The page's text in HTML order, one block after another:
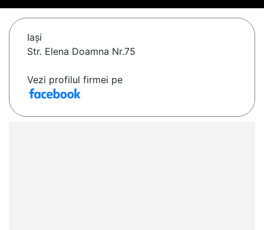
Iaşi
Str. Elena Doamna Nr.75
Vezi profilul firmei pe